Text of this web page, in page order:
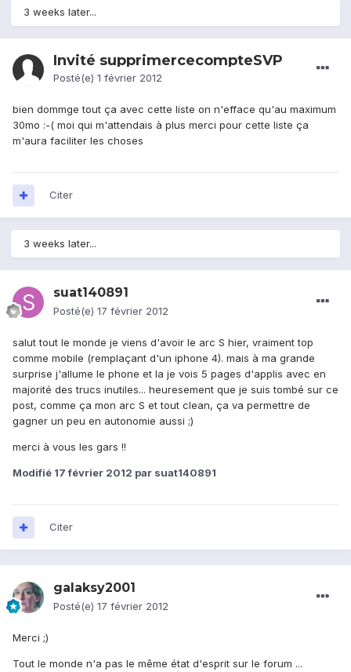
3 weeks later...
Invité supprimercecompteSVP
Posté(e) 1 février 2012
bien dommge tout ça avec cette liste on n'efface qu'au maximum
30mo :-( moi qui m'attendais à plus merci pour cette liste ça
m'aura faciliter les choses
Citer
3 weeks later...
suat140891
Posté(e) 17 février 2012
salut tout le monde je viens d'avoir le arc S hier, vraiment top
comme mobile (remplaçant d'un iphone 4). mais à ma grande
surprise j'allume le phone et la je vois 5 pages d'applis avec en
majorité des trucs inutiles... heuresement que je suis tombé sur ce
post, comme ça mon arc S et tout clean, ça va permettre de
gagner un peu en autonomie aussi ;)
merci à vous les gars !!
Modifié 17 février 2012 par suat140891
Citer
galaksy2001
Posté(e) 17 février 2012
Merci ;)
Tout le monde n'a pas le même état d'esprit sur le forum ...